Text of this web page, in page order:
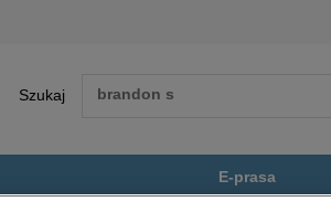
Szukaj
E-prasa